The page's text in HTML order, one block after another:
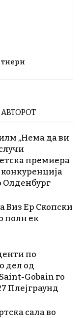
„Нема да ви
премиера
Олденбург
Виз Ер Скопски
полн ек
по
дел од
Gobain го
Плејграунд
сала во